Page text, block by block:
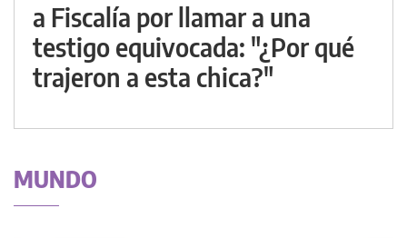
a Fiscalía por llamar a una
testigo equivocada: "¿Por qué
trajeron a esta chica?"
MUNDO